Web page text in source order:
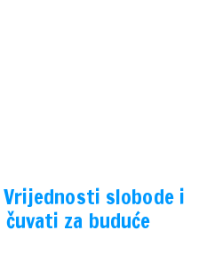
slobode i
za buduće